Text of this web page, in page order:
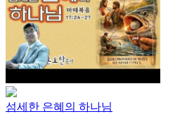
섬세한 은혜의 하나님